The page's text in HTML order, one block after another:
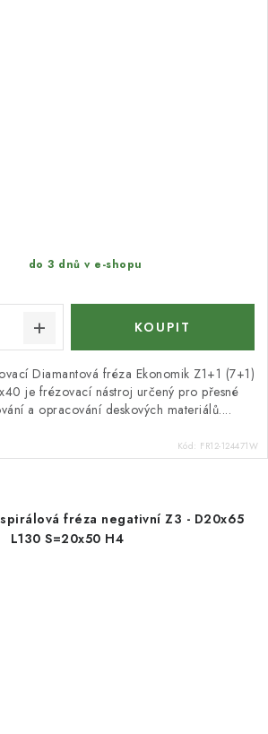
do 3 dnů v e-shopu
Diamantová fréza Ekonomik Z1+1 (7+1)
je frézovací nástroj určený pro přesné
a opracování deskových materiálů....
Kód: FR12-124471W
fréza negativní Z3 - D20x65
L130 S=20x50 H4